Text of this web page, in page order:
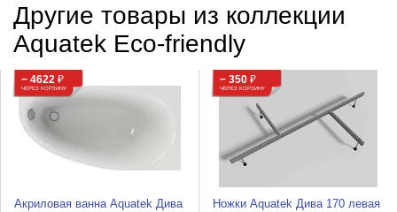
Другие товары из коллекции
Aquatek Eco-friendly
− 4622 ₽
ЧЕРЕЗ КОРЗИНУ
Акриловая ванна Aquatek Дива
− 350 ₽
ЧЕРЕЗ КОРЗИНУ
Ножки Aquatek Дива 170 левая